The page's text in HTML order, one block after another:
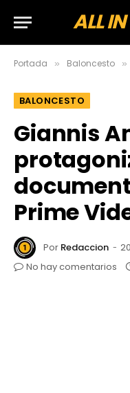
ALL IN
Portada » Baloncesto »
BALONCESTO
Giannis
Prime
Por Redaccion
No hay comentarios